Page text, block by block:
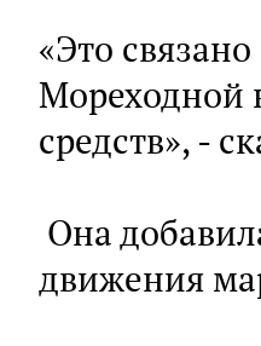
«Это
Мореходной
средств», -
Она
движения